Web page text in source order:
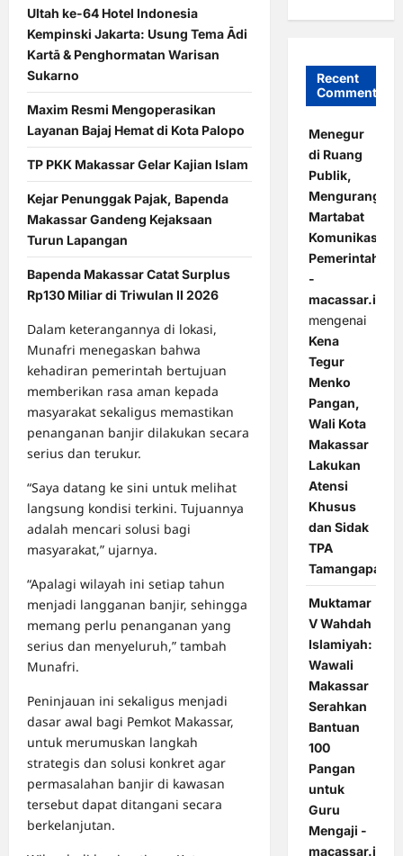
Ultah ke-64 Hotel Indonesia
Kempinski Jakarta: Usung Tema Ādi
Kartā & Penghormatan Warisan
Sukarno
Maxim Resmi Mengoperasikan
Layanan Bajaj Hemat di Kota Palopo
TP PKK Makassar Gelar Kajian Islam
Kejar Penunggak Pajak, Bapenda
Makassar Gandeng Kejaksaan
Turun Lapangan
Bapenda Makassar Catat Surplus
Rp130 Miliar di Triwulan II 2026
Dalam keterangannya di lokasi,
Munafri menegaskan bahwa
kehadiran pemerintah bertujuan
memberikan rasa aman kepada
masyarakat sekaligus memastikan
penanganan banjir dilakukan secara
serius dan terukur.
“Saya datang ke sini untuk melihat
langsung kondisi terkini. Tujuannya
adalah mencari solusi bagi
masyarakat,” ujarnya.
“Apalagi wilayah ini setiap tahun
menjadi langganan banjir, sehingga
memang perlu penanganan yang
serius dan menyeluruh,” tambah
Munafri.
Peninjauan ini sekaligus menjadi
dasar awal bagi Pemkot Makassar,
untuk merumuskan langkah
strategis dan solusi konkret agar
permasalahan banjir di kawasan
tersebut dapat ditangani secara
berkelanjutan.
Recent
Comments
Menegur
di Ruang
Publik,
Mengurangi
Martabat
Komunikasi
Pemerintahan
-
macassar.id
mengenai
Kena
Tegur
Menko
Pangan,
Wali Kota
Makassar
Lakukan
Atensi
Khusus
dan Sidak
TPA
Tamangapa
Muktamar
V Wahdah
Islamiyah:
Wawali
Makassar
Serahkan
Bantuan
100
Pangan
untuk
Guru
Mengaji -
macassar.id